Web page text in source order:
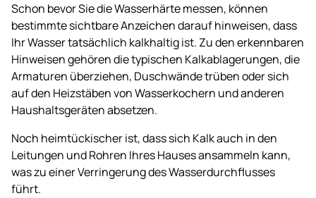
Schon bevor Sie die Wasserhärte messen, können
bestimmte sichtbare Anzeichen darauf hinweisen, dass
Ihr Wasser tatsächlich kalkhaltig ist. Zu den erkennbaren
Hinweisen gehören die typischen Kalkablagerungen, die
Armaturen überziehen, Duschwände trüben oder sich
auf den Heizstäben von Wasserkochern und anderen
Haushaltsgeräten absetzen.
Noch heimtückischer ist, dass sich Kalk auch in den
Leitungen und Rohren Ihres Hauses ansammeln kann,
was zu einer Verringerung des Wasserdurchflusses
führt.